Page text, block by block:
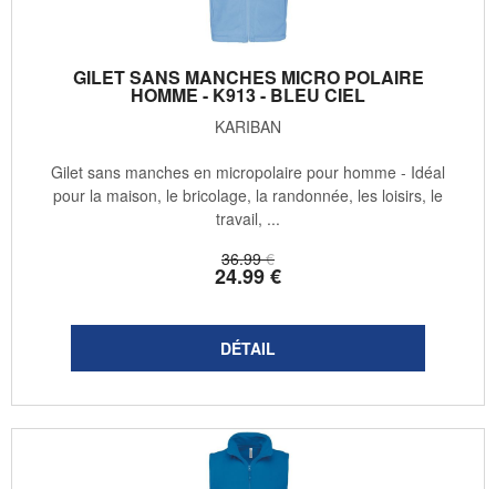
GILET SANS MANCHES MICRO POLAIRE
HOMME - K913 - BLEU CIEL
KARIBAN
36.99 €
24.99€
Gilet sans manches en micropolaire pour homme - Idéal
pour la maison, le bricolage, la randonnée, les loisirs, le
travail, ...